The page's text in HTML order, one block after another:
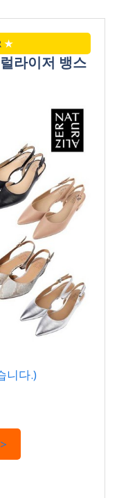
★
라이저 뱅스
니다.)